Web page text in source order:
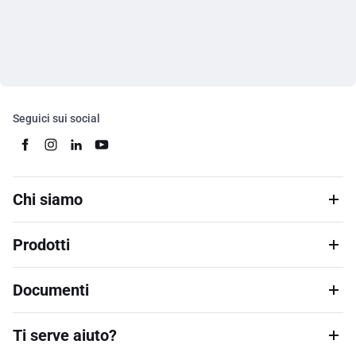
Seguici sui social
Chi siamo
Prodotti
Documenti
Ti serve aiuto?